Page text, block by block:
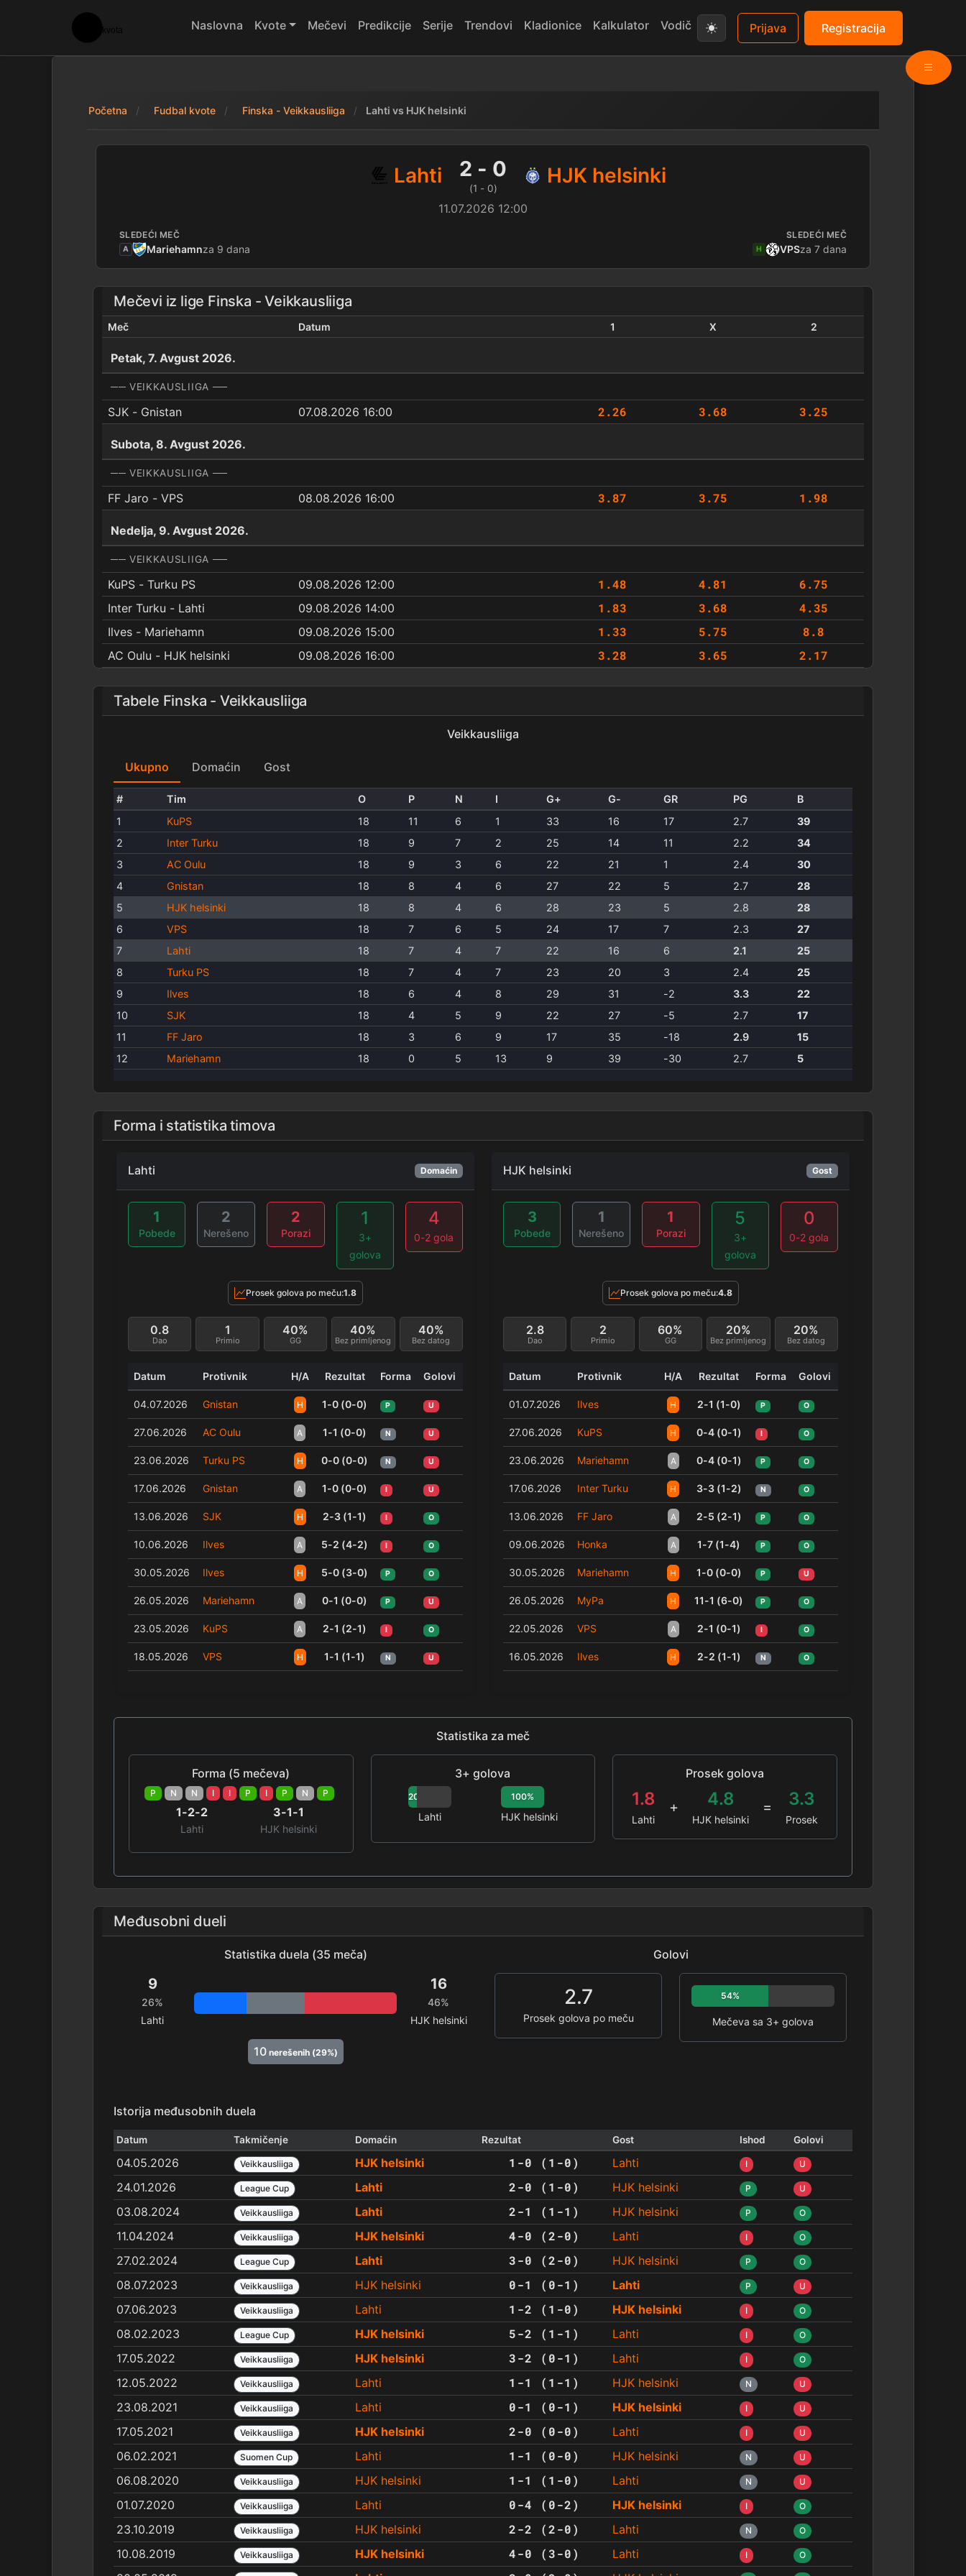
Naslovna Kvote Mečevi Predikcije Serije Trendovi Kladionice Kalkulator Vodič Prijava Registracija
Početna Fudbal kvote Finska - Veikkausliiga Lahti vs HJK helsinki
Lahti 2 - 0 HJK helsinki — rezultat
Lahti 2 - 0
(1 - 0)
HJK helsinki
11.07.2026 12:00
SLEDEĆI MEČ
A Mariehamnza 9 dana
SLEDEĆI MEČ
H VPSza 7 dana
Mečevi iz lige Finska - Veikkausliiga
Meč Datum 1 X 2
Petak, 7. Avgust 2026.
── VEIKKAUSLIIGA ──
SJK - Gnistan 07.08.2026 16:00 2.26 3.68 3.25
Subota, 8. Avgust 2026.
── VEIKKAUSLIIGA ──
FF Jaro - VPS 08.08.2026 16:00 3.87 3.75 1.98
Nedelja, 9. Avgust 2026.
── VEIKKAUSLIIGA ──
KuPS - Turku PS 09.08.2026 12:00 1.48 4.81 6.75
Inter Turku - Lahti 09.08.2026 14:00 1.83 3.68 4.35
Ilves - Mariehamn 09.08.2026 15:00 1.33 5.75 8.8
AC Oulu - HJK helsinki 09.08.2026 16:00 3.28 3.65 2.17
Tabele Finska - Veikkausliiga
Veikkausliiga
Ukupno Domaćin Gost
# Tim O P N I G+ G- GR PG
B
1
KuPS 18 11 6 1 33 16 17 2.7
39
2
Inter Turku 18 9 7 2 25 14 11 2.2
34
3
AC Oulu 18 9 3 6 22 21 1 2.4
30
4
Gnistan 18 8 4 6 27 22 5 2.7
28
5
HJK helsinki 18 8 4 6 28 23 5 2.8
28
6
VPS 18 7 6 5 24 17 7 2.3
27
7
Lahti 18 7 4 7 22 16 6 2.1
25
8
Turku PS 18 7 4 7 23 20 3 2.4
25
9
Ilves 18 6 4 8 29 31 -2 3.3
22
10
SJK 18 4 5 9 22 27 -5 2.7
17
11
FF Jaro 18 3 6 9 17 35 -18 2.9
15
12
Mariehamn 18 0 5 13 9 39 -30 2.7 5
Forma i statistika timova
Lahti Domaćin
1
Pobede
2
Nerešeno
2
Porazi
1
3+
golova
4
0-2 gola
Prosek golova po meču:1.8
Dao
0.8
Primio
1
GG
40%
Bez primljenog
40%
Bez datog
40%
Datum Protivnik H/A Rezultat Forma Golovi
04.07.2026 Gnistan H 1-0 (0-0) P U
27.06.2026 AC Oulu A 1-1 (0-0) N U
23.06.2026 Turku PS H 0-0 (0-0) N U
17.06.2026 Gnistan A 1-0 (0-0) I U
13.06.2026 SJK H 2-3 (1-1) I O
10.06.2026 Ilves A 5-2 (4-2) I O
30.05.2026 Ilves H 5-0 (3-0) P O
26.05.2026 Mariehamn A 0-1 (0-0) P U
23.05.2026 KuPS A 2-1 (2-1) I O
18.05.2026 VPS H 1-1 (1-1) N U
HJK helsinki Gost
3
Pobede
1
Nerešeno
1
Porazi
5
3+
golova
0
0-2 gola
Prosek golova po meču:4.8
Dao
2.8
Primio
2
GG
60%
Bez primljenog
20%
Bez datog
20%
Datum Protivnik H/A Rezultat Forma Golovi
01.07.2026 Ilves H 2-1 (1-0) P O
27.06.2026 KuPS H 0-4 (0-1) I O
23.06.2026 Mariehamn A 0-4 (0-1) P O
17.06.2026 Inter Turku H 3-3 (1-2) N O
13.06.2026 FF Jaro A 2-5 (2-1) P O
09.06.2026 Honka A 1-7 (1-4) P O
30.05.2026 Mariehamn H 1-0 (0-0) P U
26.05.2026 MyPa H 11-1 (6-0) P O
22.05.2026 VPS A 2-1 (0-1) I O
16.05.2026 Ilves H 2-2 (1-1) N O
Statistika za meč
Forma (5 mečeva)
P N N I I
1-2-2
Lahti
P I P N P
3-1-1
HJK helsinki
3+ golova
20%
Lahti
100%
HJK helsinki
Prosek golova
1.8
Lahti
+ 4.8
HJK helsinki
= 3.3
Prosek
Međusobni dueli
Statistika duela (35 meča)
9
26%
Lahti
16
46%
HJK helsinki
10nerešenih (29%)
Golovi
2.7
Prosek golova po meču
54%
Mečeva sa 3+ golova
Istorija međusobnih duela
Datum Takmičenje Domaćin Rezultat Gost Ishod Golovi
04.05.2026 Veikkausliiga HJK helsinki 1-0 (1-0) Lahti I U
24.01.2026 League Cup Lahti 2-0 (1-0) HJK helsinki P U
03.08.2024 Veikkausliiga Lahti 2-1 (1-1) HJK helsinki P O
11.04.2024 Veikkausliiga HJK helsinki 4-0 (2-0) Lahti I O
27.02.2024 League Cup Lahti 3-0 (2-0) HJK helsinki P O
08.07.2023 Veikkausliiga HJK helsinki 0-1 (0-1) Lahti P U
07.06.2023 Veikkausliiga Lahti 1-2 (1-0) HJK helsinki I O
08.02.2023 League Cup HJK helsinki 5-2 (1-1) Lahti I O
17.05.2022 Veikkausliiga HJK helsinki 3-2 (0-1) Lahti I O
12.05.2022 Veikkausliiga Lahti 1-1 (1-1) HJK helsinki N U
23.08.2021 Veikkausliiga Lahti 0-1 (0-1) HJK helsinki I U
17.05.2021 Veikkausliiga HJK helsinki 2-0 (0-0) Lahti I U
06.02.2021 Suomen Cup Lahti 1-1 (0-0) HJK helsinki N U
06.08.2020 Veikkausliiga HJK helsinki 1-1 (1-0) Lahti N U
01.07.2020 Veikkausliiga Lahti 0-4 (0-2) HJK helsinki I O
23.10.2019 Veikkausliiga HJK helsinki 2-2 (2-0) Lahti N O
10.08.2019 Veikkausliiga HJK helsinki 4-0 (3-0) Lahti I O